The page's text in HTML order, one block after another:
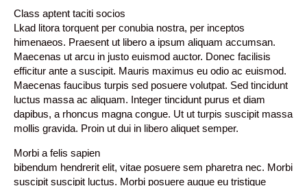
Class aptent taciti socios
Lkad litora torquent per conubia nostra, per inceptos
himenaeos. Praesent ut libero a ipsum aliquam accumsan.
Maecenas ut arcu in justo euismod auctor. Donec facilisis
efficitur ante a suscipit. Mauris maximus eu odio ac euismod.
Maecenas faucibus turpis sed posuere volutpat. Sed tincidunt
luctus massa ac aliquam. Integer tincidunt purus et diam
dapibus, a rhoncus magna congue. Ut ut turpis suscipit massa
mollis gravida. Proin ut dui in libero aliquet semper.
Morbi a felis sapien
bibendum hendrerit elit, vitae posuere sem pharetra nec. Morbi
suscipit suscipit luctus. Morbi posuere augue eu tristique